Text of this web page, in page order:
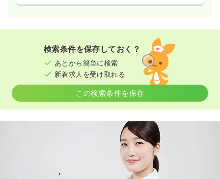
検索条件を保存しておく？
あとから簡単に検索
新着求人を受け取れる
この検索条件を保存